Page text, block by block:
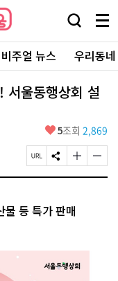
검
창
열
기
메
뉴
전
체
보
비주얼 뉴스 우리동
울동행상회 설
좋
요
5조회 2,869
페
이
R
L
S
N
유
하
글
자
하
기
글
자
등 특가 판매